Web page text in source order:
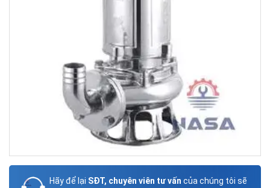
Hãy để lại SĐT, chuyên viên tư vấn của chúng tôi sẽ